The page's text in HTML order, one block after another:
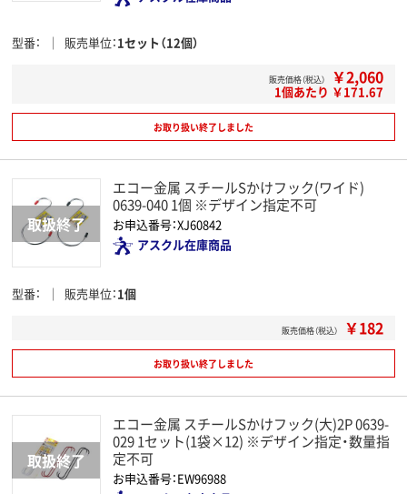
型番 販売単位 1セット（12個）
販売価格（税込） ￥2,060
1個あたり ￥171.67
お取り扱い終了しました
エコー金属 スチールSかけフック(ワイド)
0639-040 1個 ※デザイン指定不可
お申込番号：XJ60842
アスクル在庫商品
型番 販売単位 1個
販売価格（税込） ￥182
お取り扱い終了しました
エコー金属 スチールSかけフック(大)2P 0639-
029 1セット(1袋×12) ※デザイン指定・数量指
定不可
お申込番号：EW96988